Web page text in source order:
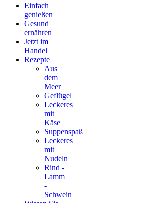
Einfach
genießen
Gesund
ernähren
Jetzt im
Handel
Rezepte
Aus
dem
Meer
Geflügel
Leckeres
mit
Käse
Suppenspaß
Leckeres
mit
Nudeln
Rind -
Lamm
-
Schwein